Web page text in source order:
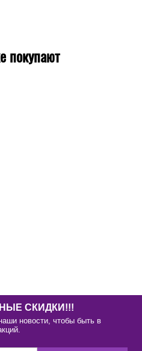
покупают
СКИДКИ!!!
новости, чтобы быть в